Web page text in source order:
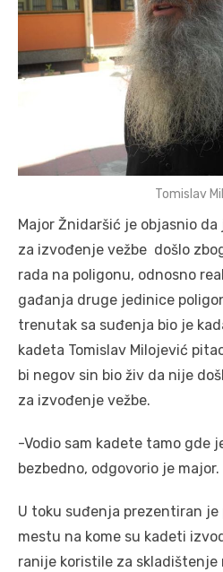
Tomislav
Major Žnidaršić je objasnio
za izvođenje vežbe došlo
rada na poligonu, odnosno
gađanja druge jedinice
trenutak sa suđenja bio je
kadeta Tomislav Milojević
bi negov sin bio živ da nije
za izvođenje vežbe.
-Vodio sam kadete tamo gde
bezbedno, odgovorio je major.
U toku suđenja prezentiran je
mestu na kome su kadeti
ranije koristile za skladištenje